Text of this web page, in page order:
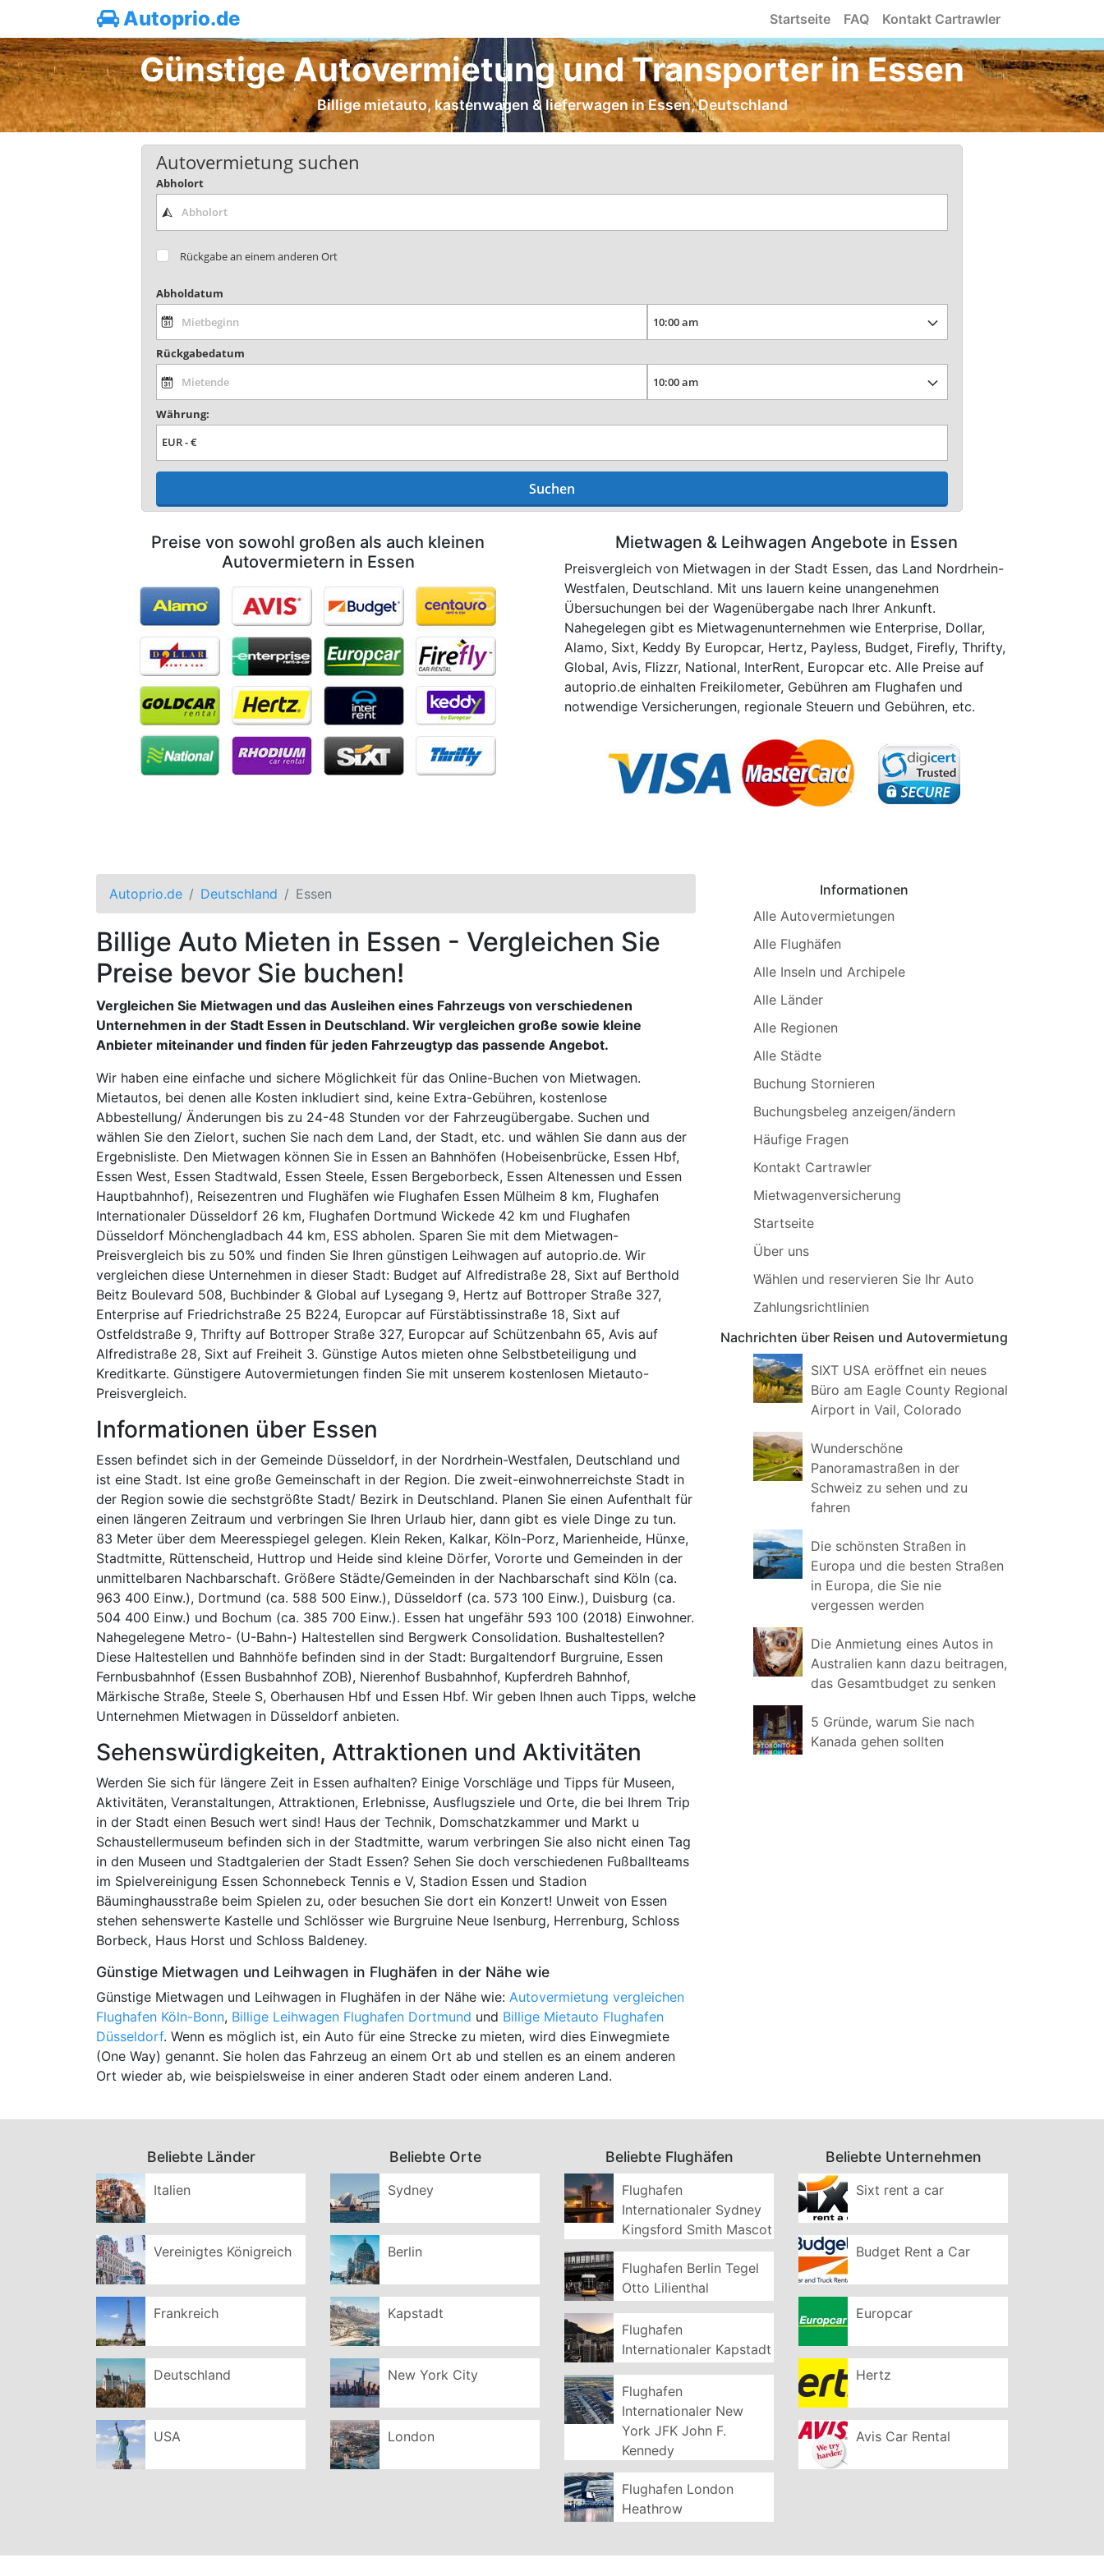
Autoprio.de Startseite FAQ Kontakt Cartrawler
Günstige Autovermietung und Transporter in Essen
Billige mietauto, kastenwagen & lieferwagen in Essen, Deutschland
Autovermietung suchen
Abholort
Rückgabe an einem anderen Ort
Abholdatum
Rückgabedatum
Währung:
Suchen
Preise von sowohl großen als auch kleinen
Autovermietern in Essen
Mietwagen & Leihwagen Angebote in Essen
Preisvergleich von Mietwagen in der Stadt Essen, das Land Nordrhein-
Westfalen, Deutschland. Mit uns lauern keine unangenehmen
Übersuchungen bei der Wagenübergabe nach Ihrer Ankunft.
Nahegelegen gibt es Mietwagenunternehmen wie Enterprise, Dollar,
Alamo, Sixt, Keddy By Europcar, Hertz, Payless, Budget, Firefly, Thrifty,
Global, Avis, Flizzr, National, InterRent, Europcar etc. Alle Preise auf
autoprio.de einhalten Freikilometer, Gebühren am Flughafen und
notwendige Versicherungen, regionale Steuern und Gebühren, etc.
Autoprio.de Deutschland Essen
Billige Auto Mieten in Essen - Vergleichen Sie
Preise bevor Sie buchen!
Vergleichen Sie Mietwagen und das Ausleihen eines Fahrzeugs von verschiedenen
Unternehmen in der Stadt Essen in Deutschland. Wir vergleichen große sowie kleine
Anbieter miteinander und finden für jeden Fahrzeugtyp das passende Angebot.
Wir haben eine einfache und sichere Möglichkeit für das Online-Buchen von Mietwagen.
Mietautos, bei denen alle Kosten inkludiert sind, keine Extra-Gebühren, kostenlose
Abbestellung/ Änderungen bis zu 24-48 Stunden vor der Fahrzeugübergabe. Suchen und
wählen Sie den Zielort, suchen Sie nach dem Land, der Stadt, etc. und wählen Sie dann aus der
Ergebnisliste. Den Mietwagen können Sie in Essen an Bahnhöfen (Hobeisenbrücke, Essen Hbf,
Essen West, Essen Stadtwald, Essen Steele, Essen Bergeborbeck, Essen Altenessen und Essen
Hauptbahnhof), Reisezentren und Flughäfen wie Flughafen Essen Mülheim 8 km, Flughafen
Internationaler Düsseldorf 26 km, Flughafen Dortmund Wickede 42 km und Flughafen
Düsseldorf Mönchengladbach 44 km, ESS abholen. Sparen Sie mit dem Mietwagen-
Preisvergleich bis zu 50% und finden Sie Ihren günstigen Leihwagen auf autoprio.de. Wir
vergleichen diese Unternehmen in dieser Stadt: Budget auf Alfredistraße 28, Sixt auf Berthold
Beitz Boulevard 508, Buchbinder & Global auf Lysegang 9, Hertz auf Bottroper Straße 327,
Enterprise auf Friedrichstraße 25 B224, Europcar auf Fürstäbtissinstraße 18, Sixt auf
Ostfeldstraße 9, Thrifty auf Bottroper Straße 327, Europcar auf Schützenbahn 65, Avis auf
Alfredistraße 28, Sixt auf Freiheit 3. Günstige Autos mieten ohne Selbstbeteiligung und
Kreditkarte. Günstigere Autovermietungen finden Sie mit unserem kostenlosen Mietauto-
Preisvergleich.
Informationen über Essen
Essen befindet sich in der Gemeinde Düsseldorf, in der Nordrhein-Westfalen, Deutschland und
ist eine Stadt. Ist eine große Gemeinschaft in der Region. Die zweit-einwohnerreichste Stadt in
der Region sowie die sechstgrößte Stadt/ Bezirk in Deutschland. Planen Sie einen Aufenthalt für
einen längeren Zeitraum und verbringen Sie Ihren Urlaub hier, dann gibt es viele Dinge zu tun.
83 Meter über dem Meeresspiegel gelegen. Klein Reken, Kalkar, Köln-Porz, Marienheide, Hünxe,
Stadtmitte, Rüttenscheid, Huttrop und Heide sind kleine Dörfer, Vororte und Gemeinden in der
unmittelbaren Nachbarschaft. Größere Städte/Gemeinden in der Nachbarschaft sind Köln (ca.
963 400 Einw.), Dortmund (ca. 588 500 Einw.), Düsseldorf (ca. 573 100 Einw.), Duisburg (ca.
504 400 Einw.) und Bochum (ca. 385 700 Einw.). Essen hat ungefähr 593 100 (2018) Einwohner.
Nahegelegene Metro- (U-Bahn-) Haltestellen sind Bergwerk Consolidation. Bushaltestellen?
Diese Haltestellen und Bahnhöfe befinden sind in der Stadt: Burgaltendorf Burgruine, Essen
Fernbusbahnhof (Essen Busbahnhof ZOB), Nierenhof Busbahnhof, Kupferdreh Bahnhof,
Märkische Straße, Steele S, Oberhausen Hbf und Essen Hbf. Wir geben Ihnen auch Tipps, welche
Unternehmen Mietwagen in Düsseldorf anbieten.
Sehenswürdigkeiten, Attraktionen und Aktivitäten
Werden Sie sich für längere Zeit in Essen aufhalten? Einige Vorschläge und Tipps für Museen,
Aktivitäten, Veranstaltungen, Attraktionen, Erlebnisse, Ausflugsziele und Orte, die bei Ihrem Trip
in der Stadt einen Besuch wert sind! Haus der Technik, Domschatzkammer und Markt u
Schaustellermuseum befinden sich in der Stadtmitte, warum verbringen Sie also nicht einen Tag
in den Museen und Stadtgalerien der Stadt Essen? Sehen Sie doch verschiedenen Fußballteams
im Spielvereinigung Essen Schonnebeck Tennis e V, Stadion Essen und Stadion
Bäuminghausstraße beim Spielen zu, oder besuchen Sie dort ein Konzert! Unweit von Essen
stehen sehenswerte Kastelle und Schlösser wie Burgruine Neue Isenburg, Herrenburg, Schloss
Borbeck, Haus Horst und Schloss Baldeney.
Günstige Mietwagen und Leihwagen in Flughäfen in der Nähe wie
Günstige Mietwagen und Leihwagen in Flughäfen in der Nähe wie: Autovermietung vergleichen
Flughafen Köln-Bonn, Billige Leihwagen Flughafen Dortmund und Billige Mietauto Flughafen
Düsseldorf. Wenn es möglich ist, ein Auto für eine Strecke zu mieten, wird dies Einwegmiete
(One Way) genannt. Sie holen das Fahrzeug an einem Ort ab und stellen es an einem anderen
Ort wieder ab, wie beispielsweise in einer anderen Stadt oder einem anderen Land.
Informationen
Alle Autovermietungen
Alle Flughäfen
Alle Inseln und Archipele
Alle Länder
Alle Regionen
Alle Städte
Buchung Stornieren
Buchungsbeleg anzeigen/ändern
Häufige Fragen
Kontakt Cartrawler
Mietwagenversicherung
Startseite
Über uns
Wählen und reservieren Sie Ihr Auto
Zahlungsrichtlinien
Nachrichten über Reisen und Autovermietung
SIXT USA eröffnet ein neues
Büro am Eagle County Regional
Airport in Vail, Colorado
Wunderschöne
Panoramastraßen in der
Schweiz zu sehen und zu
fahren
Die schönsten Straßen in
Europa und die besten Straßen
in Europa, die Sie nie
vergessen werden
Die Anmietung eines Autos in
Australien kann dazu beitragen,
das Gesamtbudget zu senken
5 Gründe, warum Sie nach
Kanada gehen sollten
Beliebte Länder
Italien
Vereinigtes Königreich
Frankreich
Deutschland
USA
Beliebte Orte
Sydney
Berlin
Kapstadt
New York City
London
Beliebte Flughäfen
Flughafen
Internationaler Sydney
Kingsford Smith Mascot
Flughafen Berlin Tegel
Otto Lilienthal
Flughafen
Internationaler Kapstadt
Flughafen
Internationaler New
York JFK John F.
Kennedy
Flughafen London
Heathrow
Beliebte Unternehmen
Sixt rent a car
Budget Rent a Car
Europcar
Hertz
Avis Car Rental